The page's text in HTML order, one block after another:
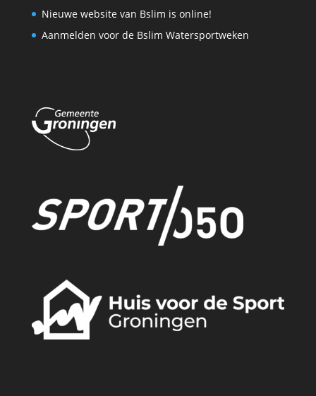
Nieuwe website van Bslim is online!
Aanmelden voor de Bslim Watersportweken